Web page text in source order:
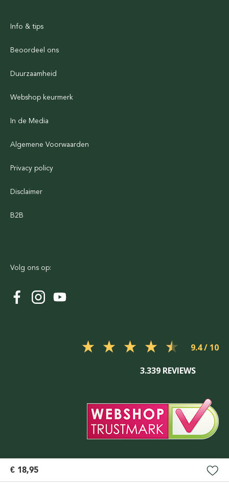
€ 18,95
Info & tips
Beoordeel ons
Duurzaamheid
Webshop keurmerk
In de Media
Algemene Voorwaarden
Privacy policy
Disclaimer
B2B
Volg ons op:
9.4
3.339 REVIEWS